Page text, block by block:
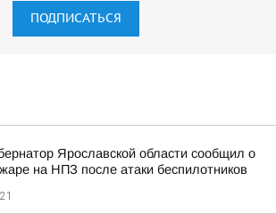
ПОДПИСАТЬСЯ
Ярославской области сообщил о
на НПЗ после атаки беспилотников